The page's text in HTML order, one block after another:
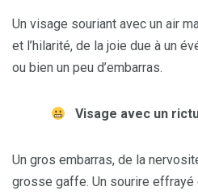
Un visage souriant avec un air
et l’hilarité, de la joie due à un
ou bien un peu d’embarras.
Visage avec un
Un gros embarras, de la
grosse gaffe. Un sourire effrayé